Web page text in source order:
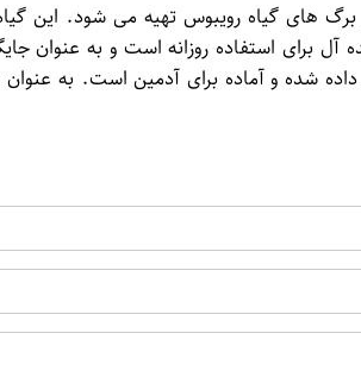
های گیاه رویبوس تهیه می شود. این
ایده آل برای استفاده روزانه است و
شده و آماده برای آدمین است. به